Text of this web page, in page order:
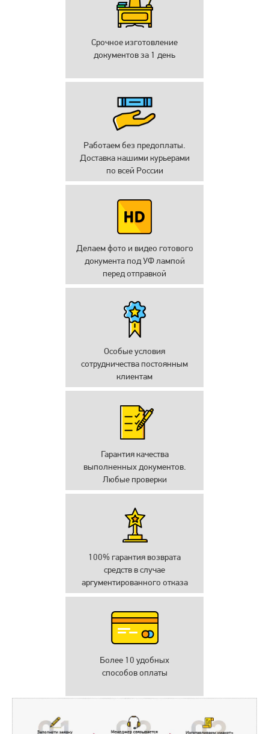
Срочное изготовление
документов за 1 день
Работаем без предоплаты.
Доставка нашими курьерами
по всей России
Делаем фото и видео готового
документа под УФ лампой
перед отправкой
Особые условия
сотрудничества постоянным
клиентам
Гарантия качества
выполненных документов.
Любые проверки
100% гарантия возврата
средств в случае
аргументированного отказа
Более 10 удобных
способов оплаты